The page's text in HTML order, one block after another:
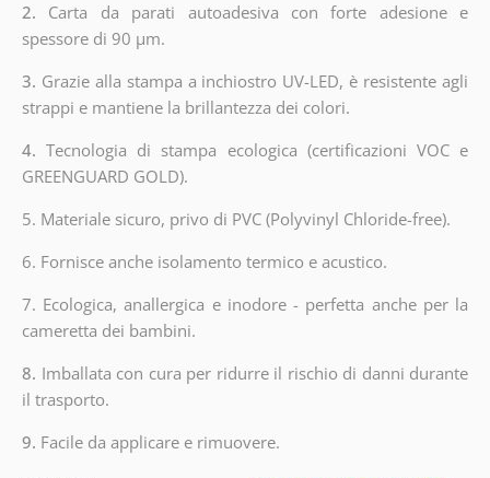
2. Carta da parati autoadesiva con forte adesione e
spessore di 90 µm.
3. Grazie alla stampa a inchiostro UV-LED, è resistente agli
strappi e mantiene la brillantezza dei colori.
4.Tecnologia di stampa ecologica (certificazioni VOC e
GREENGUARD GOLD).
5. Materiale sicuro, privo di PVC (Polyvinyl Chloride-free).
6. Fornisce anche isolamento termico e acustico.
7. Ecologica, anallergica e inodore - perfetta anche per la
cameretta dei bambini.
8. Imballata con cura per ridurre il rischio di danni durante
il trasporto.
9. Facile da applicare e rimuovere.